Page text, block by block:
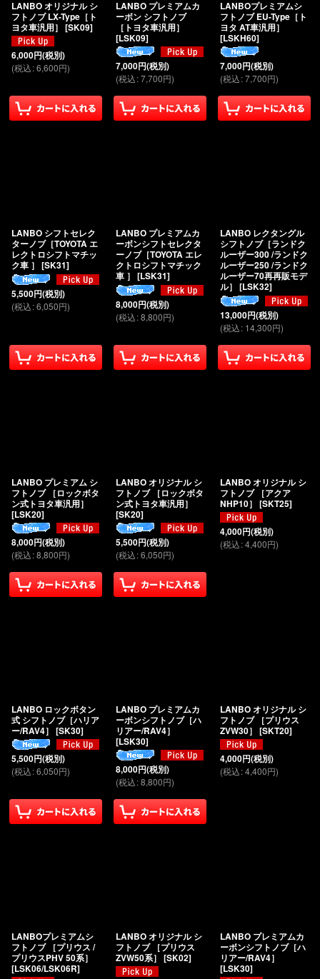
LANBO オリジナル シ
フトノブ LX-Type［ト
ヨタ車汎用］ [SK09]
6,000円(税別)
(税込:6,600円)
LANBO プレミアムカ
ーボン シフトノブ
［トヨタ車汎用］
[LSK09]
7,000円(税別)
(税込:7,700円)
LANBOプレミアムシ
フトノブ EU-Type［ト
ヨタ AT車汎用］
[LSKH60]
7,000円(税別)
(税込:7,700円)
LANBO シフトセレク
ターノブ［TOYOTA エ
レクトロシフトマチッ
ク車 ］ [SK31]
5,500円(税別)
(税込:6,050円)
LANBO プレミアムカ
ーボンシフトセレクタ
ーノブ［TOYOTA エレ
クトロシフトマチック
車 ］ [LSK31]
8,000円(税別)
(税込:8,800円)
LANBO レクタングル
シフトノブ［ランドク
ルーザー300 /ランドク
ルーザー250 /ランドク
ルーザー70再再販モデ
ル］ [LSK32]
13,000円(税別)
(税込: 14,300円)
LANBO プレミアム シ
フトノブ ［ロックボタ
ン式トヨタ車汎用］
[LSK20]
8,000円(税別)
(税込:8,800円)
LANBO オリジナル シ
フトノブ ［ロックボタ
ン式トヨタ車汎用］
[SK20]
5,500円(税別)
(税込:6,050円)
LANBO オリジナル シ
フトノブ ［アクア
NHP10］ [SKT25]
4,000円(税別)
(税込:4,400円)
LANBO ロックボタン
式 シフトノブ［ハリア
ー/RAV4］ [SK30]
5,500円(税別)
(税込:6,050円)
LANBO プレミアムカ
ーボンシフトノブ［ハ
リアー/RAV4］
[LSK30]
8,000円(税別)
(税込:8,800円)
LANBO オリジナル シ
フトノブ ［プリウス
ZVW30］ [SKT20]
4,000円(税別)
(税込:4,400円)
LANBOプレミアムシ
フトノブ ［プリウス /
プリウスPHV 50系］
[LSK06/LSK06R]
LANBO オリジナル シ
フトノブ ［プリウス
ZVW50系］ [SK02]
LANBO プレミアムカ
ーボンシフトノブ［ハ
リアー/RAV4］
[LSK30]